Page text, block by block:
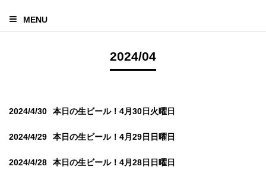
MENU
2024/04
2024/4/30 本日の生ビール！4月30日火曜日
2024/4/29 本日の生ビール！4月29日日曜日
2024/4/28 本日の生ビール！4月28日日曜日